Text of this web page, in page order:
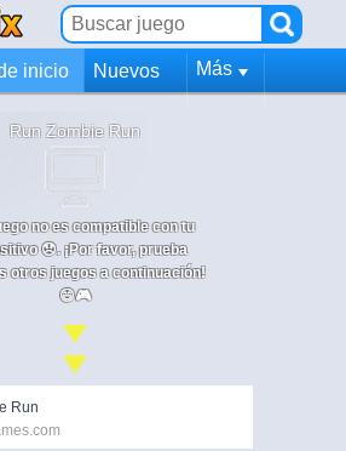
inicio Nuevos Más
Run Zombie Run
no es compatible con tu
😞. ¡Por favor, prueba
otros juegos a continuación!
😄🎮
Run